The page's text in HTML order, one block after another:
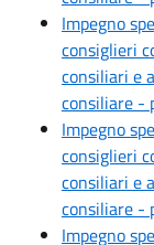
Impegno
consiglieri
consiliari e
consiliare -
Impegno
consiglieri
consiliari e
consiliare -
Impegno